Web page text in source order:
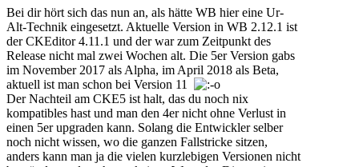
Bei dir hört sich das nun an, als hätte WB hier eine Ur-
Alt-Technik eingesetzt. Aktuelle Version in WB 2.12.1 ist
der CKEditor 4.11.1 und der war zum Zeitpunkt des
Release nicht mal zwei Wochen alt. Die 5er Version gabs
im November 2017 als Alpha, im April 2018 als Beta,
aktuell ist man schon bei Version 11
Der Nachteil am CKE5 ist halt, das du noch nix
kompatibles hast und man den 4er nicht ohne Verlust in
einen 5er upgraden kann. Solang die Entwickler selber
noch nicht wissen, wo die ganzen Fallstricke sitzen,
anders kann man ja die vielen kurzlebigen Versionen nicht